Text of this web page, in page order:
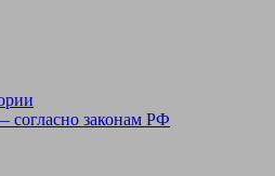
согласно законам РФ